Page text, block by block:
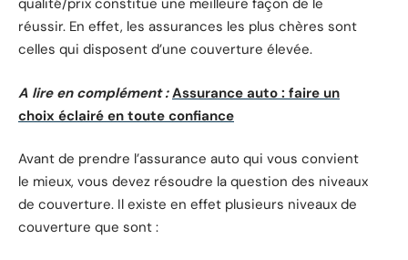
qualité/prix constitue une meilleure façon de le
réussir. En effet, les assurances les plus chères sont
celles qui disposent d’une couverture élevée.
A lire en complément : Assurance auto : faire un
choix éclairé en toute confiance
Avant de prendre l’assurance auto qui vous convient
le mieux, vous devez résoudre la question des niveaux
de couverture. Il existe en effet plusieurs niveaux de
couverture que sont :